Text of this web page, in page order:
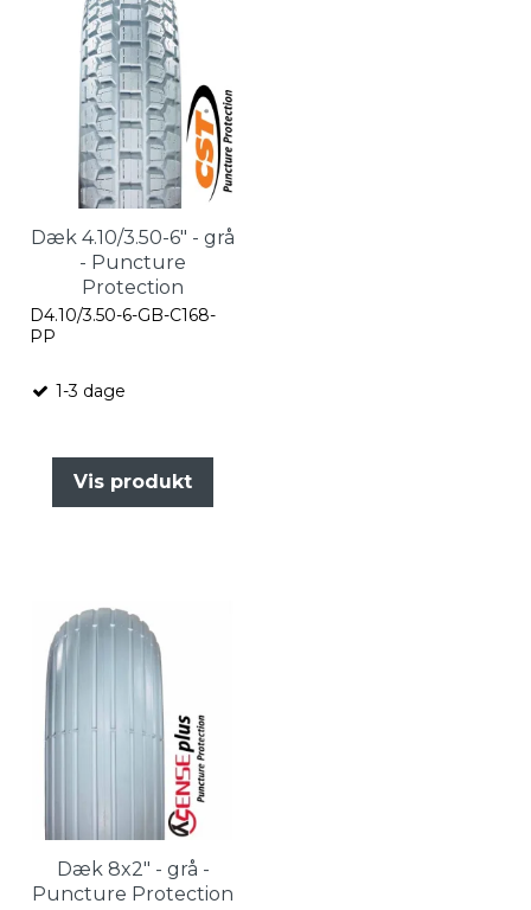
Dæk 4.10/3.50-6" - grå
- Puncture
Protection
D4.10/3.50-6-GB-C168-
PP
1-3 dage
Vis produkt
Dæk 8x2" - grå -
Puncture Protection